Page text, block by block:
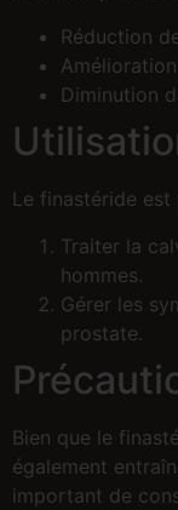
Réduction
Diminution
Le finastéride
Traiter la
hommes.
Gérer les
prostate.
Bien que le
également
important de